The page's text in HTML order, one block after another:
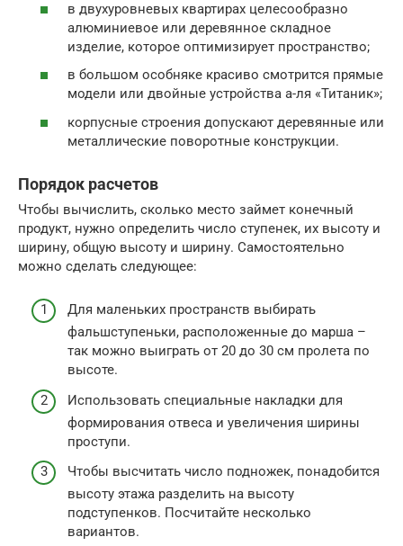
в двухуровневых квартирах целесообразно
алюминиевое или деревянное складное
изделие, которое оптимизирует пространство;
в большом особняке красиво смотрится прямые
модели или двойные устройства а-ля «Титаник»;
корпусные строения допускают деревянные или
металлические поворотные конструкции.
Порядок расчетов
Чтобы вычислить, сколько место займет конечный
продукт, нужно определить число ступенек, их высоту и
ширину, общую высоту и ширину. Самостоятельно
можно сделать следующее:
Для маленьких пространств выбирать
фальшступеньки, расположенные до марша –
так можно выиграть от 20 до 30 см пролета по
высоте.
Использовать специальные накладки для
формирования отвеса и увеличения ширины
проступи.
Чтобы высчитать число подножек, понадобится
высоту этажа разделить на высоту
подступенков. Посчитайте несколько
вариантов.